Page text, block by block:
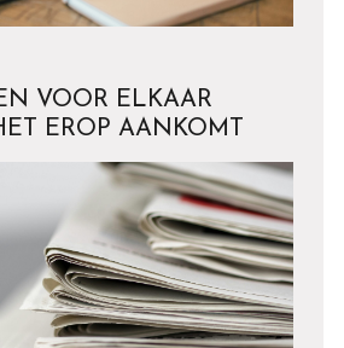
VOOR ELKAAR
EROP AANKOMT